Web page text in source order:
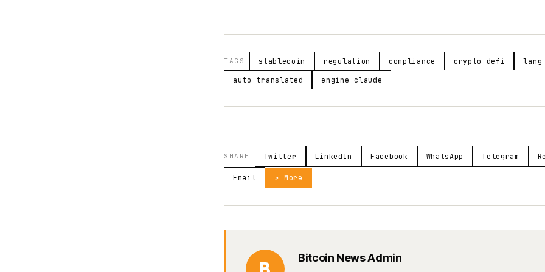
TAGS stablecoin regulation compliance crypto-defi
auto-translated engine-claude
SHARE Twitter LinkedIn Facebook WhatsApp Telegram
Email ↗ More
Bitcoin News Admin